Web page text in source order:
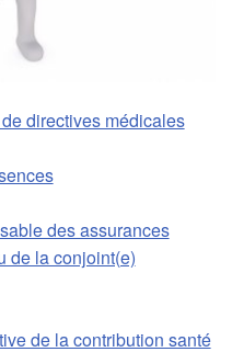
directives médicales
des assurances
de la conjoint(e)
de la contribution santé